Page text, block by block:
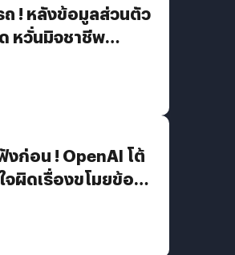
! หลังข้อมูลส่วนตัว
หวั่นมิจชาชีพ
ไม่ใช่แฮ็กเกอร์
ก่อน ! OpenAI โต้
จผิดเรื่องขโมยข้อมูล